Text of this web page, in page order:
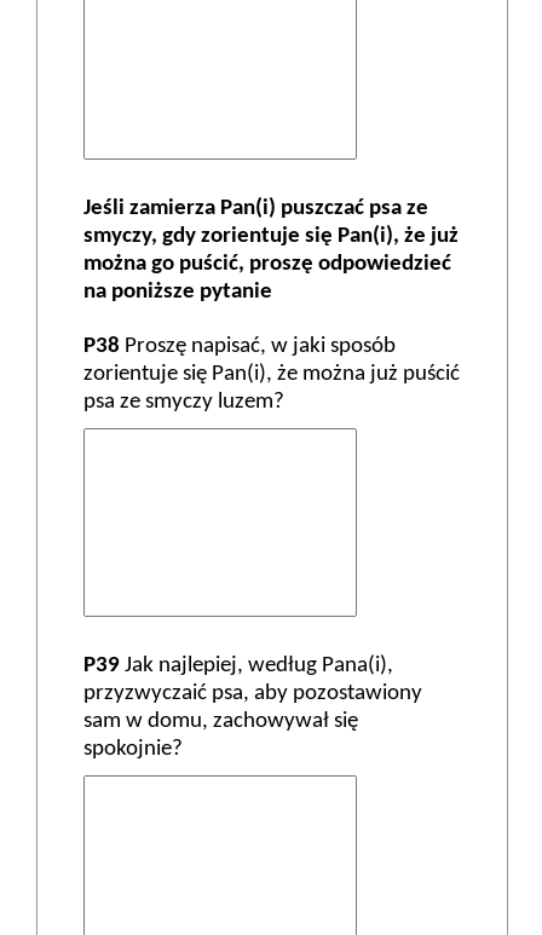
Jeśli zamierza Pan(i) puszczać psa ze
smyczy, gdy zorientuje się Pan(i), że już
można go puścić, proszę odpowiedzieć
na poniższe pytanie
P38 Proszę napisać, w jaki sposób
zorientuje się Pan(i), że można już puścić
psa ze smyczy luzem?
P39 Jak najlepiej, według Pana(i),
przyzwyczaić psa, aby pozostawiony
sam w domu, zachowywał się
spokojnie?